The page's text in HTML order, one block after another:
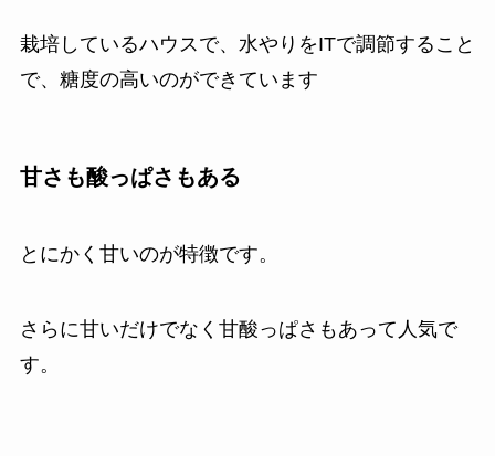
栽培しているハウスで、水やりをITで調節すること
で、糖度の高いのができています
甘さも酸っぱさもある
とにかく甘いのが特徴です。
さらに甘いだけでなく甘酸っぱさもあって人気で
す。